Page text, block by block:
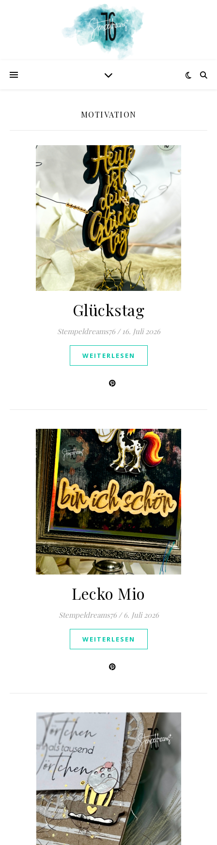
MOTIVATION
Glückstag
Stempeldreams76 / 16. Juli 2026
WEITERLESEN
Lecko Mio
Stempeldreams76 / 6. Juli 2026
WEITERLESEN